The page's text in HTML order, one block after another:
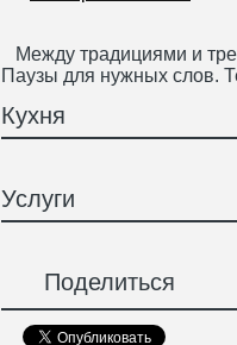
Между традициями и
Паузы для нужных слов.
Кухня
Услуги
Поделиться